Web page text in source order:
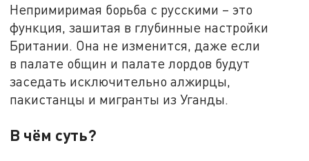
Непримиримая борьба с русскими – это
функция, зашитая в глубинные настройки
Британии. Она не изменится, даже если
в палате общин и палате лордов будут
заседать исключительно алжирцы,
пакистанцы и мигранты из Уганды.
В чём суть?